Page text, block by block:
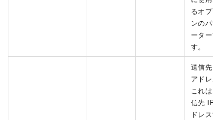
るオプ
ンのパ
ーターで
す。
送信先 IP
アドレ
これは
信先 IP
ドレス